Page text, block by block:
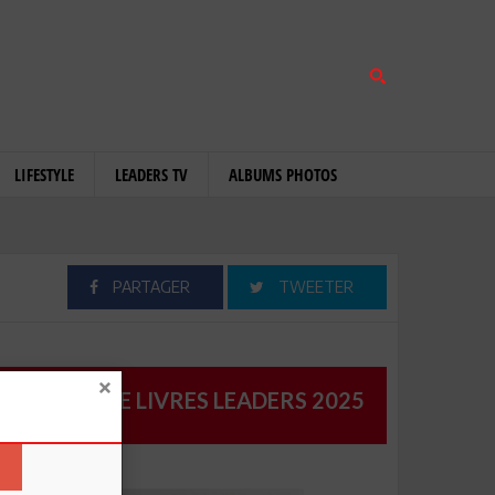
LIFESTYLE LEADERS TV ALBUMS PHOTOS
PARTAGER TWEETER
CATALOGUE LIVRES LEADERS 2025